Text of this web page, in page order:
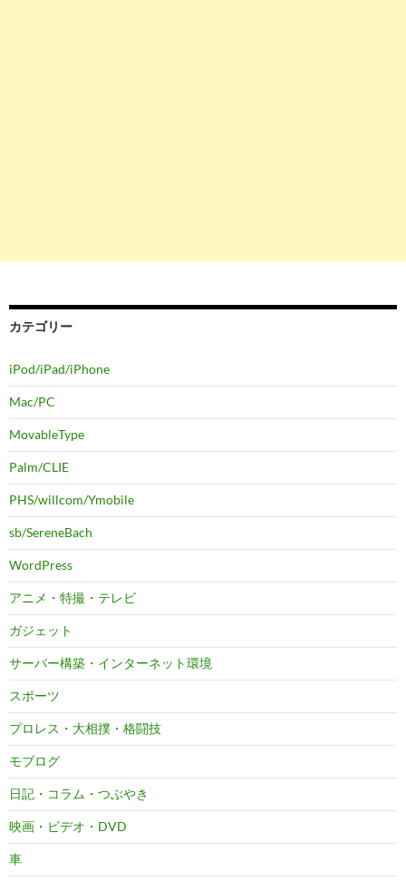
カテゴリー
iPod/iPad/iPhone
Mac/PC
MovableType
Palm/CLIE
PHS/willcom/Ymobile
sb/SereneBach
WordPress
アニメ・特撮・テレビ
ガジェット
サーバー構築・インターネット環境
スポーツ
プロレス・大相撲・格闘技
モブログ
日記・コラム・つぶやき
映画・ビデオ・DVD
車